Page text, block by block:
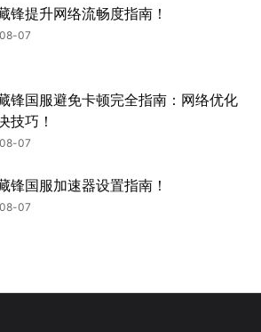
锋提升网络流畅度指南！
07
锋国服避免卡顿完全指南：网络优化
技巧！
07
锋国服加速器设置指南！
07